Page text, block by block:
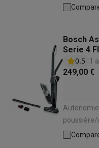
intégré:
Bosch
Serie 4
0.5
1
249,00 €
poussière/
Oui |